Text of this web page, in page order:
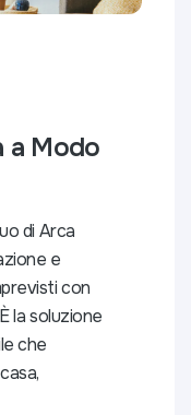
a Modo
di Arca
e
con
la soluzione
che